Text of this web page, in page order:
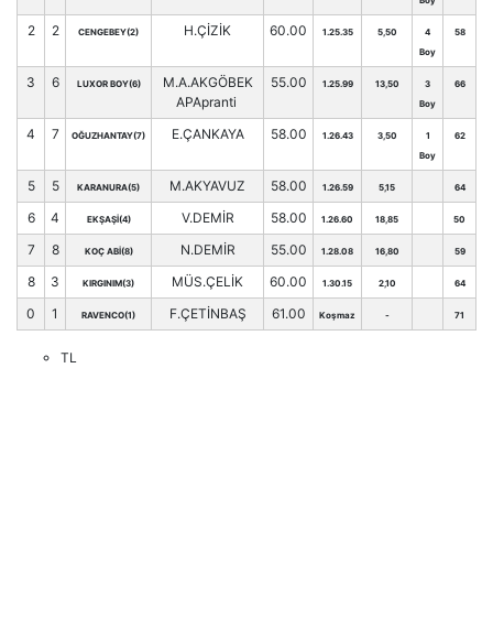
2 2 CENGEBEY(2) H.ÇİZİK 60.00 1.25.35 5,50
4
Boy
58
3 6 LUXOR BOY(6)
M.A.AKGÖBEK
APApranti
55.00 1.25.99 13,50
3
Boy
66
4 7 OĞUZHANTAY(7) E.ÇANKAYA 58.00 1.26.43 3,50
1
Boy
62
5 5 KARANURA(5) M.AKYAVUZ 58.00 1.26.59 5,15 64
6 4 EKŞAŞİ(4) V.DEMİR 58.00 1.26.60 18,85 50
7 8 KOÇ ABİ(8) N.DEMİR 55.00 1.28.08 16,80 59
8 3 KIRGINIM(3) MÜS.ÇELİK 60.00 1.30.15 2,10 64
0 1 RAVENCO(1) F.ÇETİNBAŞ 61.00 Koşmaz - 71
TL